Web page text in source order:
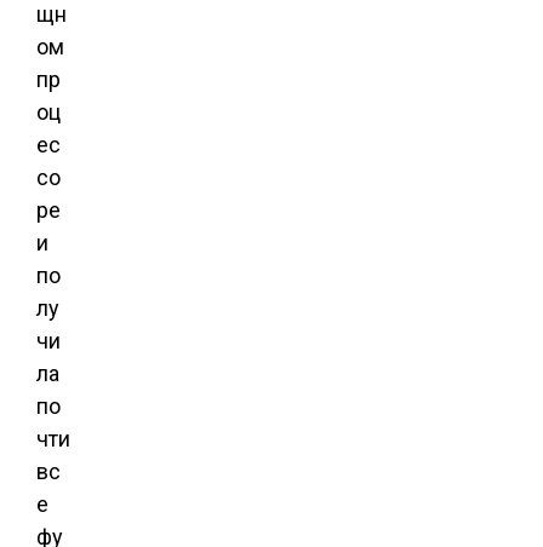
щн
ом
пр
оц
ес
со
ре
и
по
лу
чи
ла
по
чти
вс
е
фу